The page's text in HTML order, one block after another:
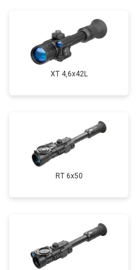
XT 4,6x42L
RT 6x50